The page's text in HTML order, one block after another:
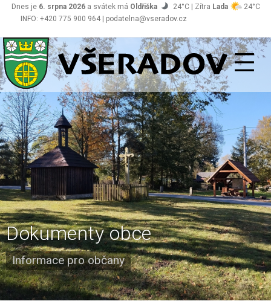
INFO: +420 775 900 964 | podatelna@vseradov.cz
Dnes je 6. srpna 2026a svátek má Oldřiška 24°C | Zítra Lada 24°C
Všeradov
Dokumenty obce
Informace pro občany